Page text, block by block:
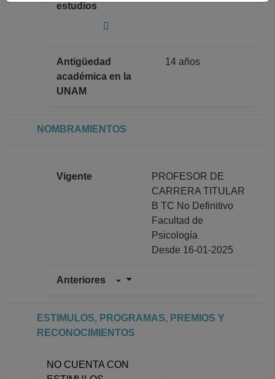
estudios
Antigüedad
académica en la
UNAM
14 años
NOMBRAMIENTOS
Vigente
PROFESOR DE
CARRERA TITULAR
B TC No Definitivo
Facultad de
Psicología
Desde 16-01-2025
Anteriores
Facultad de
ESTIMULOS, PROGRAMAS, PREMIOS Y
RECONOCIMIENTOS
NO CUENTA CON